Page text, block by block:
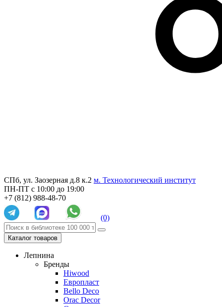
СПб, ул. Заозерная д.8 к.2 м. Технологический институт
ПН-ПТ с 10:00 до 19:00
+7 (812) 988-48-70
(0)
Каталог товаров
Лепнина
Бренды
Hiwood
Европласт
Bello Deco
Orac Decor